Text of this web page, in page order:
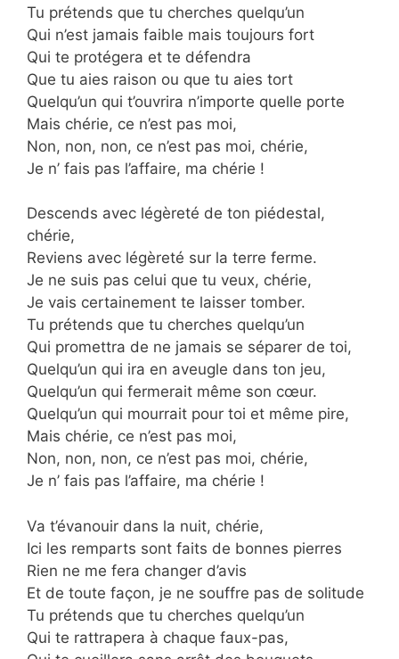
Tu prétends que tu cherches quelqu’un
Qui n’est jamais faible mais toujours fort
Qui te protégera et te défendra
Que tu aies raison ou que tu aies tort
Quelqu’un qui t’ouvrira n’importe quelle porte
Mais chérie, ce n’est pas moi,
Non, non, non, ce n’est pas moi, chérie,
Je n’ fais pas l’affaire, ma chérie !
Descends avec légèreté de ton piédestal,
chérie,
Reviens avec légèreté sur la terre ferme.
Je ne suis pas celui que tu veux, chérie,
Je vais certainement te laisser tomber.
Tu prétends que tu cherches quelqu’un
Qui promettra de ne jamais se séparer de toi,
Quelqu’un qui ira en aveugle dans ton jeu,
Quelqu’un qui fermerait même son cœur.
Quelqu’un qui mourrait pour toi et même pire,
Mais chérie, ce n’est pas moi,
Non, non, non, ce n’est pas moi, chérie,
Je n’ fais pas l’affaire, ma chérie !
Va t’évanouir dans la nuit, chérie,
Ici les remparts sont faits de bonnes pierres
Rien ne me fera changer d’avis
Et de toute façon, je ne souffre pas de solitude
Tu prétends que tu cherches quelqu’un
Qui te rattrapera à chaque faux-pas,